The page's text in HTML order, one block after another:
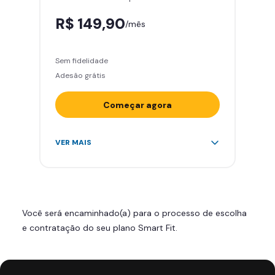
R$ 149,90/mês
Sem fidelidade
Adesão grátis
Começar agora
Acesso ilimitado a +2.000
Skeelo App (Audiobook)*
Área de musculação e aeróbicos
VER MAIS
Você será encaminhado(a) para o processo de escolha
e contratação do seu plano Smart Fit.